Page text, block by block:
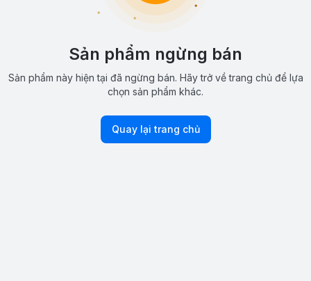
Sản phẩm ngừng bán
Sản phẩm này hiện tại đã ngừng bán. Hãy trở về trang chủ để lựa
chọn sản phẩm khác.
Quay lại trang chủ